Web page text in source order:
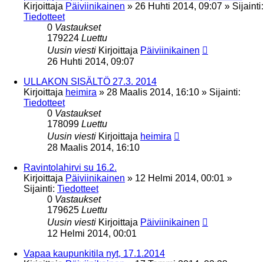
Kirjoittaja Päiviinikainen » 26 Huhti 2014, 09:07 » Sijainti:
Tiedotteet
0 Vastaukset
179224 Luettu
Uusin viesti Kirjoittaja Päiviinikainen
26 Huhti 2014, 09:07
ULLAKON SISÄLTÖ 27.3. 2014
Kirjoittaja heimira » 28 Maalis 2014, 16:10 » Sijainti:
Tiedotteet
0 Vastaukset
178099 Luettu
Uusin viesti Kirjoittaja heimira
28 Maalis 2014, 16:10
Ravintolahirvi su 16.2.
Kirjoittaja Päiviinikainen » 12 Helmi 2014, 00:01 »
Sijainti: Tiedotteet
0 Vastaukset
179625 Luettu
Uusin viesti Kirjoittaja Päiviinikainen
12 Helmi 2014, 00:01
Vapaa kaupunkitila nyt, 17.1.2014